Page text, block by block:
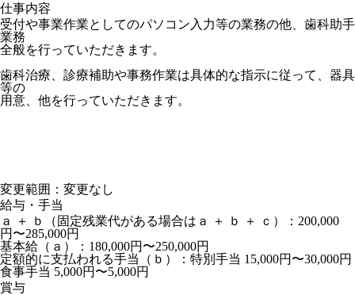
仕事内容
受付や事業作業としてのパソコン入力等の業務の他、歯科助手
業務
全般を行っていただきます。
歯科治療、診療補助や事務作業は具体的な指示に従って、器具
等の
用意、他を行っていただきます。
変更範囲：変更なし
給与・手当
ａ ＋ ｂ（固定残業代がある場合はａ ＋ ｂ ＋ ｃ）：200,000
円〜285,000円
基本給（ａ）：180,000円〜250,000円
定額的に支払われる手当（ｂ）：特別手当 15,000円〜30,000円
食事手当 5,000円〜5,000円
賞与